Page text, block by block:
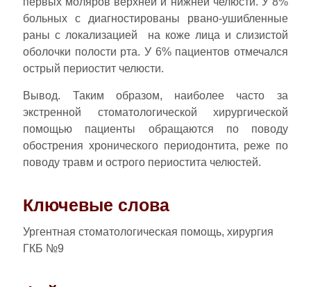
больных с диагностированы рвано-ушибленные
раны с локализацией на коже лица и слизистой
оболочки полости рта. У 6% пациентов отмечался
острый периостит челюсти.
Вывод. Таким образом, наиболее часто за
экстренной стоматологической хирургической
помощью пациенты обращаются по поводу
обострения хронического периодонтита, реже по
поводу травм и острого периостита челюстей.
Ключевые слова
Ургентная стоматологическая помощь, хирургия
ГКБ №9